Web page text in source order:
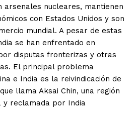
arsenales nucleares, mantienen
con Estados Unidos y son
mundial. A pesar de estas
se han enfrentado en
disputas fronterizas y otras
El principal problema
e India es la reivindicación de
llama Aksai Chin, una región
y reclamada por India